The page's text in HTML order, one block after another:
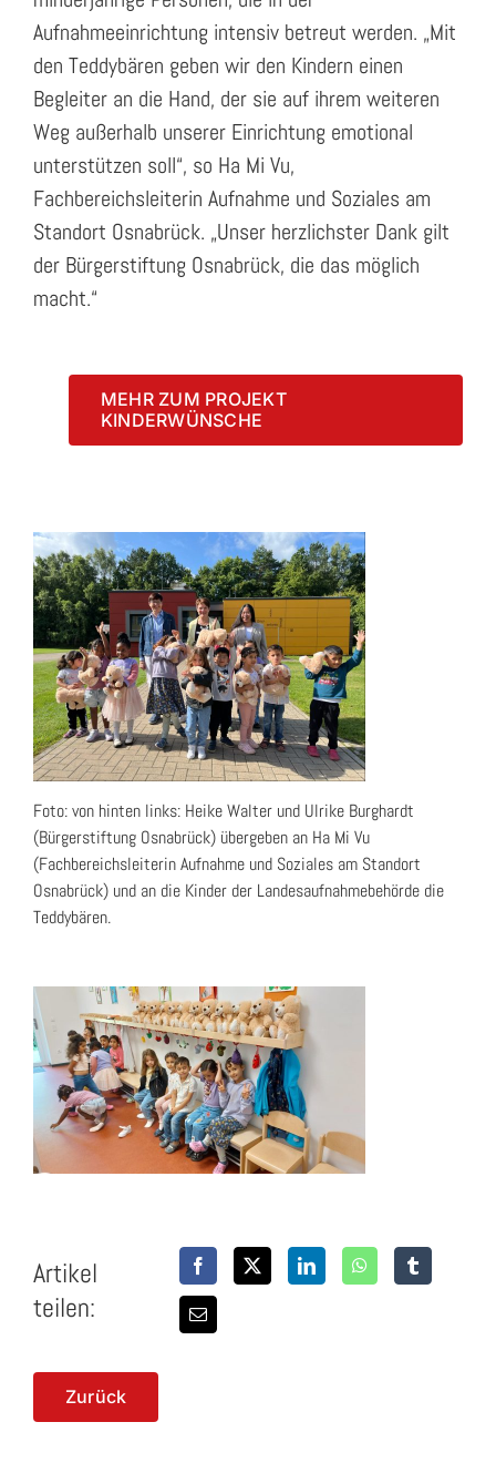
Aufnahmeeinrichtung intensiv betreut werden. „Mit
den Teddybären geben wir den Kindern einen
Begleiter an die Hand, der sie auf ihrem weiteren
Weg außerhalb unserer Einrichtung emotional
unterstützen soll“, so Ha Mi Vu,
Fachbereichsleiterin Aufnahme und Soziales am
Standort Osnabrück. „Unser herzlichster Dank gilt
der Bürgerstiftung Osnabrück, die das möglich
macht.“
MEHR ZUM PROJEKT
KINDERWÜNSCHE
Foto: von hinten links: Heike Walter und Ulrike Burghardt
(Bürgerstiftung Osnabrück) übergeben an Ha Mi Vu
(Fachbereichsleiterin Aufnahme und Soziales am Standort
Osnabrück) und an die Kinder der Landesaufnahmebehörde die
Teddybären.
Artikel
teilen:
Zurück